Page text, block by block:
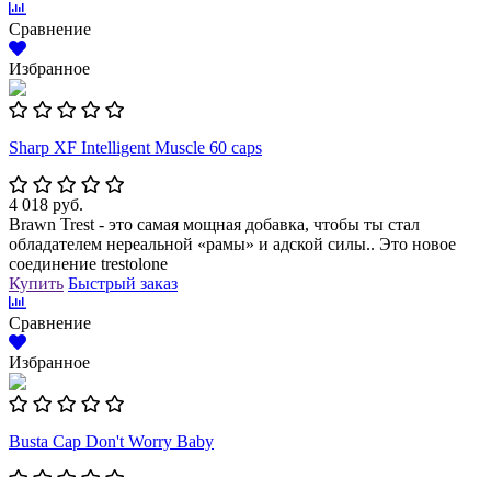
Сравнение
Избранное
Sharp XF Intelligent Muscle 60 caps
4 018 руб.
Brawn Trest - это самая мощная добавка, чтобы ты стал
обладателем нереальной «рамы» и адской силы.. Это новое
соединение trestolone
Купить Быстрый заказ
Сравнение
Избранное
Busta Cap Don't Worry Baby